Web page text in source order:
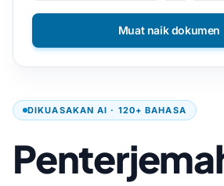
DIKUASAKAN AI · 120+ BAHASA
Muat naik dokumen